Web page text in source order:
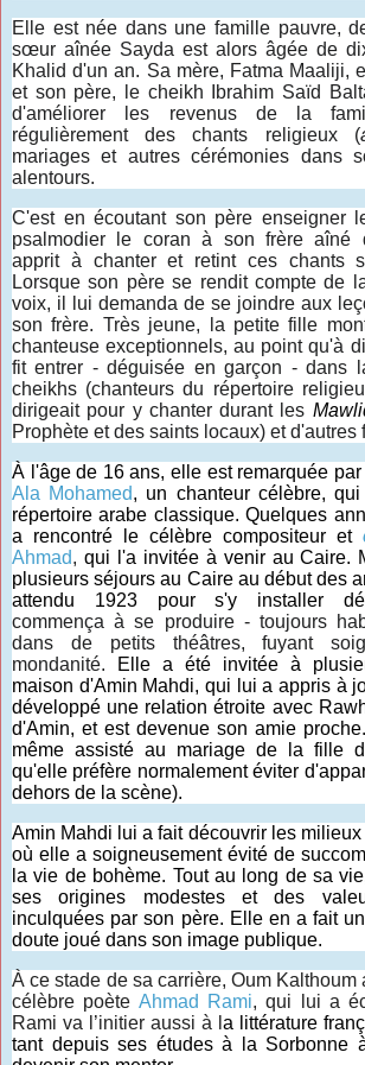
Elle est née dans une famille pauvre,
sœur aînée Sayda est alors âgée de
Khalid d'un an. Sa mère, Fatma Maaliji,
et son père, le cheikh Ibrahim Saïd
d'améliorer les revenus de la
régulièrement des chants religieux (
mariages et autres cérémonies dans
alentours.
C'est en écoutant son père enseigner
psalmodier le coran à son frère aîné
apprit à chanter et retint ces chants
Lorsque son père se rendit compte de
voix, il lui demanda de se joindre aux
son frère. Très jeune, la petite fille
chanteuse exceptionnels, au point qu'à
fit entrer - déguisée en garçon - dans
cheikhs (chanteurs du répertoire
dirigeait pour y chanter durant les
Prophète et des saints locaux) et d'autres
À l'âge de 16 ans, elle est remarquée par
Ala Mohamed, un chanteur célèbre,
répertoire arabe classique. Quelques
a rencontré le célèbre compositeur et
Ahmad, qui l'a invitée à venir au Caire.
plusieurs séjours au Caire au début des
attendu 1923 pour s'y installer
commença à se produire - toujours
dans de petits théâtres, fuyant
mondanité.
Elle a été invitée à
maison d'Amin Mahdi, qui lui a appris à
développé une relation étroite avec
d'Amin, et est devenue son amie
même assisté au mariage de la fille
qu'elle préfère normalement éviter
dehors de la scène).
Amin Mahdi lui a fait découvrir les
où elle a soigneusement évité de
la vie de bohème. Tout au long de sa
ses origines modestes et des
inculquées par son père. Elle en a fait
doute joué dans son image publique.
À ce stade de sa carrière, Oum Kalthoum
célèbre poèteAhmad Rami, qui lui a
Rami va l’initier aussi à l a littérature
tant depuis ses études à la Sorbonne